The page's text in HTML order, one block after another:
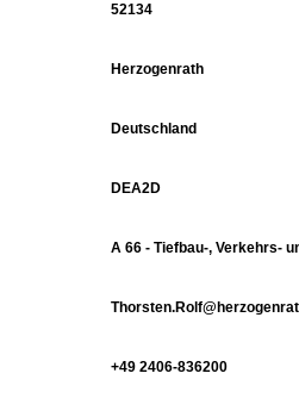
52134
Herzogenrath
Deutschland
DEA2D
A 66 - Tiefbau-, Verkehrs-
+49 2406-836200